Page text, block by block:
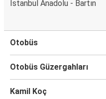
İstanbul Anadolu - Bartın
Otobüs
Otobüs Güzergahları
Kamil Koç